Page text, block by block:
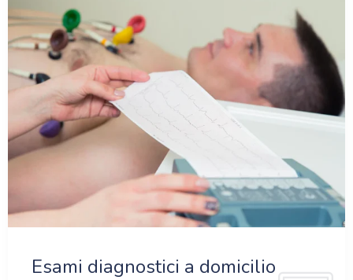
Esami diagnostici a domicilio